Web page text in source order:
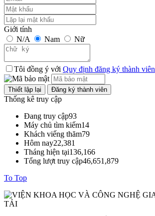
Giới tính
N/A
Nam Nữ
Tôi đồng ý với Quy định đăng ký thành viên
Thống kê truy cập
Đang truy cập93
Máy chủ tìm kiếm14
Khách viếng thăm79
Hôm nay22,381
Tháng hiện tại136,166
Tổng lượt truy cập46,651,879
To Top